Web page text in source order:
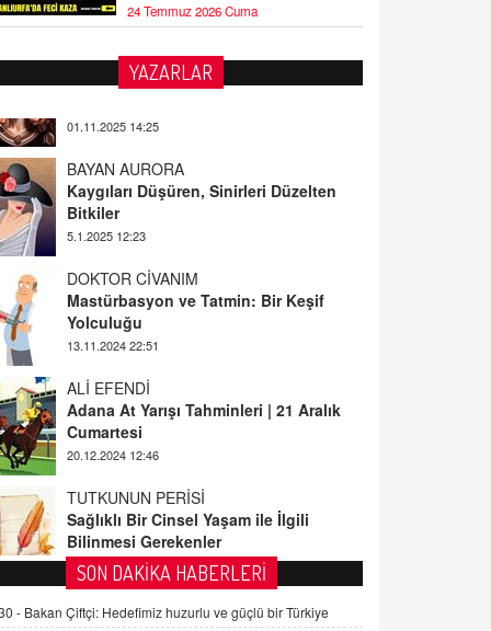
24 Temmuz 2026 Cuma
YAZARLAR
BAYAN AURORA
Bitkiler
5.1.2025 12:23
DOKTOR CİVANIM
Yolculuğu
13.11.2024 22:51
ALİ EFENDİ
Cumartesi
20.12.2024 12:46
TUTKUNUN PERİSİ
Bilinmesi Gerekenler
08.11.2024 13:16
FARUK ÖNALAN
Tezkere Onaylanmasaydı…
2 Kasım 2021 Salı 00:11
SON DAKİKA HABERLERİ
- Bakan Çiftçi: Hedefimiz huzurlu ve güçlü bir Türkiye